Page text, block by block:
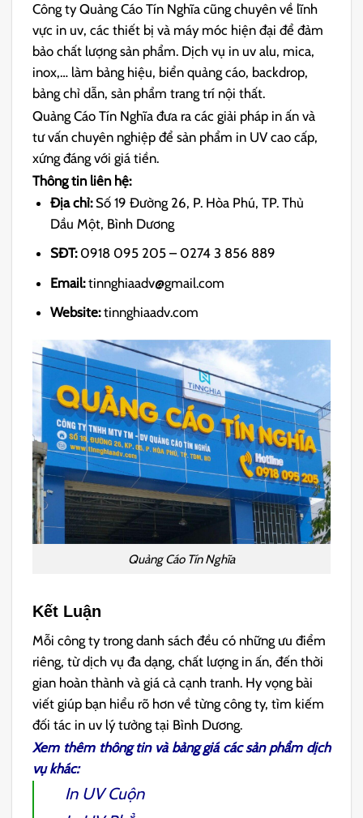
Công ty Quảng Cáo Tín Nghĩa cũng chuyên về lĩnh
vực in uv, các thiết bị và máy móc hiện đại để đảm
bảo chất lượng sản phẩm. Dịch vụ in uv alu, mica,
inox,… làm bảng hiệu, biển quảng cáo, backdrop,
bảng chỉ dẫn, sản phẩm trang trí nội thất.
Quảng Cáo Tín Nghĩa đưa ra các giải pháp in ấn và
tư vấn chuyên nghiệp để sản phẩm in UV cao cấp,
xứng đáng với giá tiền.
Thông tin liên hệ:
Địa chỉ:Số 19 Đường 26, P. Hòa Phú, TP. Thủ
Dầu Một, Bình Dương
SĐT:0918 095 205 – 0274 3 856 889
Email:tinnghiaadv@gmail.com
Website:tinnghiaadv.com
Quảng Cáo Tín Nghĩa
Kết Luận
Mỗi công ty trong danh sách đều có những ưu điểm
riêng, từ dịch vụ đa dạng, chất lượng in ấn, đến thời
gian hoàn thành và giá cả cạnh tranh. Hy vọng bài
viết giúp bạn hiểu rõ hơn về từng công ty, tìm kiếm
đối tác in uv lý tưởng tại Bình Dương.
Xem thêm thông tin và bảng giá các sản phẩm dịch
vụ khác:
In UV Cuộn